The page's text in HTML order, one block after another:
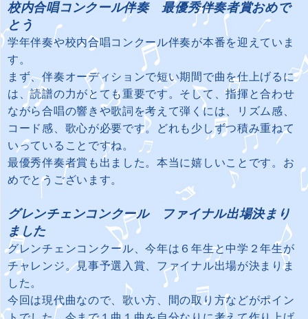
校内合唱コンクール伴奏 最優秀伴奏者賞おめで
とう
学年伴奏や校内合唱コンクール伴奏が本番を迎えていま
す。
まず、伴奏オーディションで短い期間で曲を仕上げるに
は、読譜の力がとても重要です。そして、指揮と合わせ
ながら合唱の響きや歌詞を考えて弾くには、リズム感、
コード感、歌心が必要です。どれも少しずつ積み重ねて
いっていることですね。
最優秀伴奏者賞も出ました。本当に嬉しいことです。お
めでとうございます。
グレンチェンコンクール ファイナル出場決まり
ました
グレンチェンコンクール、今年は６年生と中学２年生が
チャレンジ。見事予選入賞、ファイナル出場が決まりま
した。
今回は現代曲なので、歌い方、間の取り方などがポイン